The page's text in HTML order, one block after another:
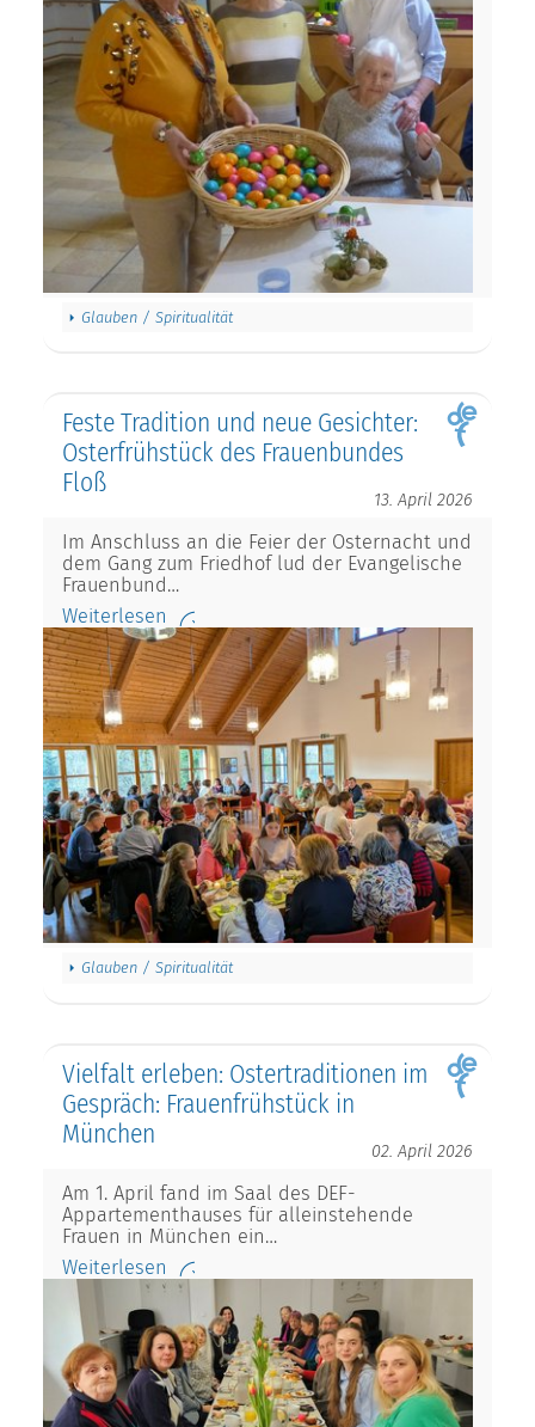
Glauben / Spiritualität
Feste Tradition und neue Gesichter:
Osterfrühstück des Frauenbundes
Floß
13. April 2026
Im Anschluss an die Feier der Osternacht und
dem Gang zum Friedhof lud der Evangelische
Frauenbund…
Weiterlesen
Glauben / Spiritualität
Vielfalt erleben: Ostertraditionen im
Gespräch: Frauenfrühstück in
München
02. April 2026
Am 1. April fand im Saal des DEF-
Appartementhauses für alleinstehende
Frauen in München ein…
Weiterlesen